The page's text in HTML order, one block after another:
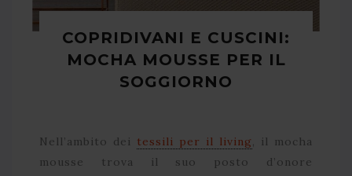
COPRIDIVANI E CUSCINI:
MOCHA MOUSSE PER IL
SOGGIORNO
Nell’ambito dei tessili per il living, il mocha
mousse trova il suo posto d’onore